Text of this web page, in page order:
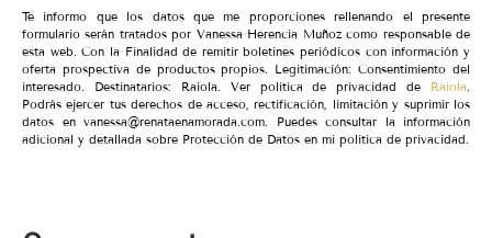
Te informo que los datos que me proporciones rellenando el presente
formulario serán tratados por Vanessa Herencia Muñoz como responsable de
esta web. Con la Finalidad de remitir boletines periódicos con información y
oferta prospectiva de productos propios. Legitimación: Consentimiento del
interesado. Destinatarios: Raiola. Ver política de privacidad de Raiola
Podrás ejercer tus derechos de acceso, rectificación, limitación y suprimir los
datos en vanessa@renataenamorada.com. Puedes consultar la información
adicional y detallada sobre Protección de Datos en mi política de privacidad.